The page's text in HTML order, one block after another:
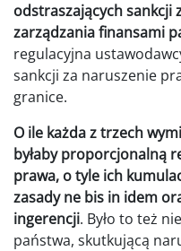
odstraszających sankcji
zarządzania finansami
regulacyjna
sankcji za naruszenie
granice.
O ile każda z trzech
byłaby proporcjonalną
prawa, o tyle ich
zasady ne bis in idem
ingerencji. Było to też
państwa, skutkującą